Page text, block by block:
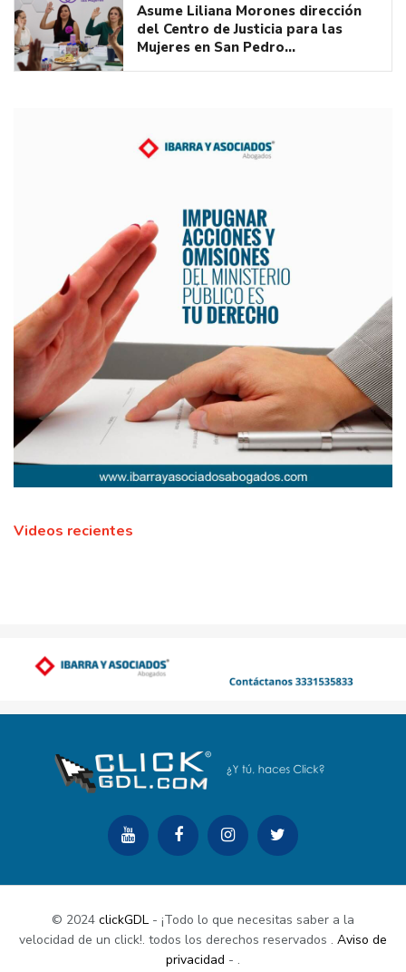
Asume Liliana Morones dirección
del Centro de Justicia para las
Mujeres en San Pedro…
Videos recientes
© 2024 clickGDL - ¡Todo lo que necesitas saber a la
velocidad de un click!. todos los derechos reservados . Aviso de
privacidad - .